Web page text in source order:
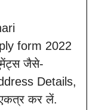
form 2022
जैसे-
Details,
कर लें.